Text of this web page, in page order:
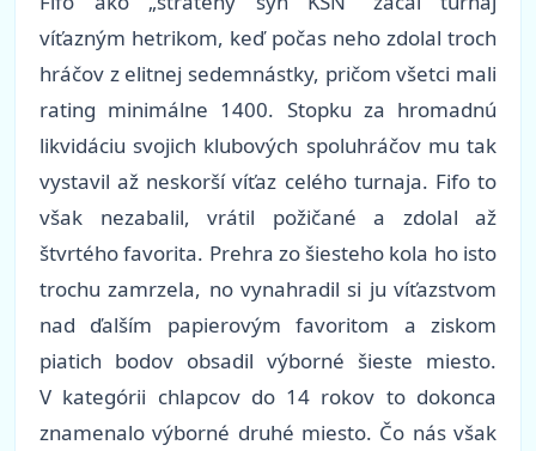
víťazným hetrikom, keď počas neho zdolal troch
hráčov z elitnej sedemnástky, pričom všetci mali
rating minimálne 1400. Stopku za hromadnú
likvidáciu svojich klubových spoluhráčov mu tak
vystavil až neskorší víťaz celého turnaja. Fifo to
však nezabalil, vrátil požičané a zdolal až
štvrtého favorita. Prehra zo šiesteho kola ho isto
trochu zamrzela, no vynahradil si ju víťazstvom
nad ďalším papierovým favoritom a ziskom
piatich bodov obsadil výborné šieste miesto.
V kategórii chlapcov do 14 rokov to dokonca
znamenalo výborné druhé miesto. Čo nás však